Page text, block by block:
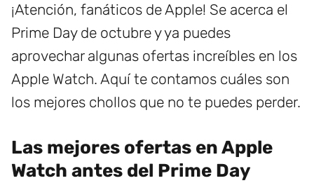
¡Atención, fanáticos de Apple! Se acerca el
Prime Day de octubre y ya puedes
aprovechar algunas ofertas increíbles en los
Apple Watch. Aquí te contamos cuáles son
los mejores chollos que no te puedes perder.
Las mejores ofertas en Apple
Watch antes del Prime Day